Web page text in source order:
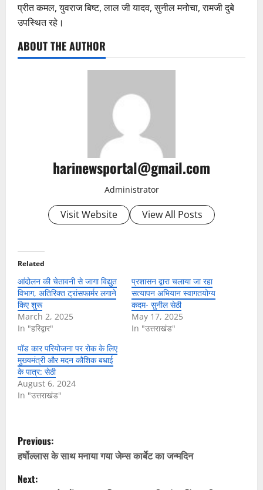
प्रीत कमल, युवराज बिष्ट, लाल जी यादव, सुनील मनोचा, रामजी दुबे
उपस्थित रहे।
ABOUT THE AUTHOR
harinewsportal@gmail.com
Administrator
Visit Website View All Posts
Related
आंदोलन की चेतावनी से जागा विद्युत
विभाग, अतिरिक्त ट्रांसफार्मर लगाने
किए शुरू
March 2, 2025
In "हरिद्वार"
प्रशासन द्वारा चलाया जा रहा
सत्यापन अभियान स्वागतयोग्य
कदम- सुनील सेठी
May 17, 2025
In "उत्तराखंड"
पॉड कार परियोजना पर रोक के लिए
मुख्यमंत्री और मदन कौशिक बधाई
के पात्र: सेठी
August 6, 2024
In "उत्तराखंड"
P
o
Previous:
हर्षोल्लास के साथ मनाया गया जेम्स कार्बेट का जन्मदिन
Next: